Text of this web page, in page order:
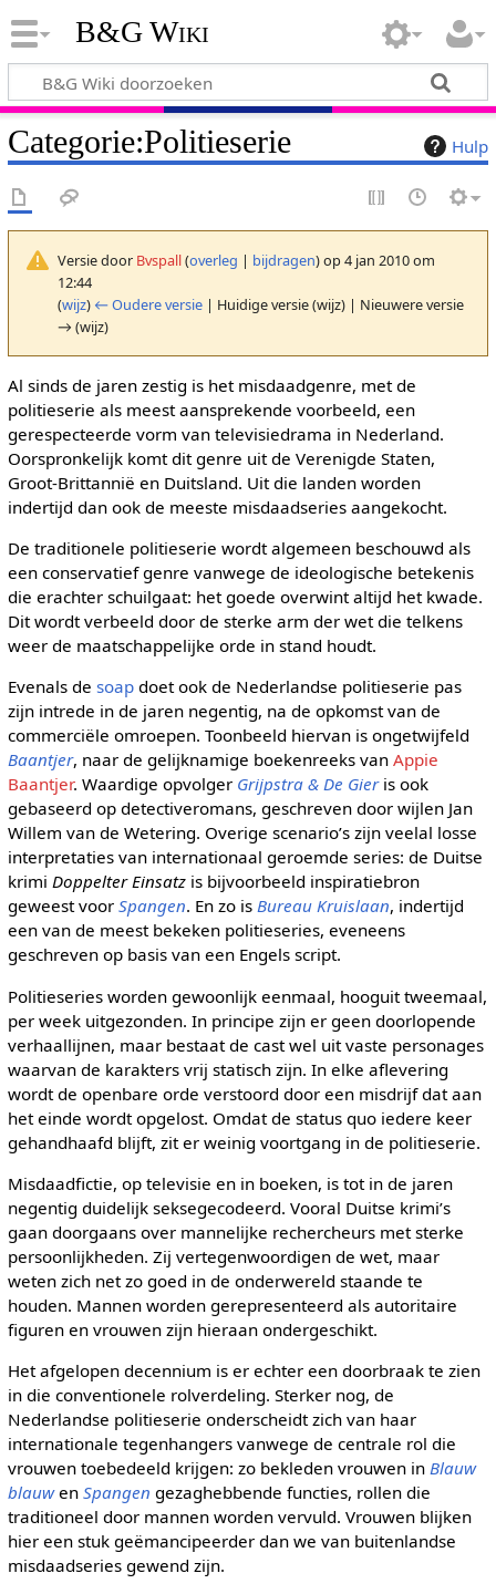
B&G Wiki
Hulp
Categorie:Politieserie
Versie door Bvspall(overleg | bijdragen)op 4 jan 2010 om
12:44
(wijz) ← Oudere versie| Huidige versie (wijz) | Nieuwere versie
→ (wijz)
Al sinds de jaren zestig is het misdaadgenre, met de
politieserie als meest aansprekende voorbeeld, een
gerespecteerde vorm van televisiedrama in Nederland.
Oorspronkelijk komt dit genre uit de Verenigde Staten,
Groot-Brittannië en Duitsland. Uit die landen worden
indertijd dan ook de meeste misdaadseries aangekocht.
De traditionele politieserie wordt algemeen beschouwd als
een conservatief genre vanwege de ideologische betekenis
die erachter schuilgaat: het goede overwint altijd het kwade.
Dit wordt verbeeld door de sterke arm der wet die telkens
weer de maatschappelijke orde in stand houdt.
Evenals de soapdoet ook de Nederlandse politieserie pas
zijn intrede in de jaren negentig, na de opkomst van de
commerciële omroepen. Toonbeeld hiervan is ongetwijfeld
Baantjer, naar de gelijknamige boekenreeks van Appie
Baantjer. Waardige opvolger Grijpstra & De Gieris ook
gebaseerd op detectiveromans, geschreven door wijlen Jan
Willem van de Wetering. Overige scenario’s zijn veelal losse
interpretaties van internationaal geroemde series: de Duitse
krimi Doppelter Einsatzis bijvoorbeeld inspiratiebron
geweest voor Spangen. En zo is Bureau Kruislaan, indertijd
een van de meest bekeken politieseries, eveneens
geschreven op basis van een Engels script.
Politieseries worden gewoonlijk eenmaal, hooguit tweemaal,
per week uitgezonden. In principe zijn er geen doorlopende
verhaallijnen, maar bestaat de cast wel uit vaste personages
waarvan de karakters vrij statisch zijn. In elke aflevering
wordt de openbare orde verstoord door een misdrijf dat aan
het einde wordt opgelost. Omdat de status quo iedere keer
gehandhaafd blijft, zit er weinig voortgang in de politieserie.
Misdaadfictie, op televisie en in boeken, is tot in de jaren
negentig duidelijk seksegecodeerd. Vooral Duitse krimi’s
gaan doorgaans over mannelijke rechercheurs met sterke
persoonlijkheden. Zij vertegenwoordigen de wet, maar
weten zich net zo goed in de onderwereld staande te
houden. Mannen worden gerepresenteerd als autoritaire
figuren en vrouwen zijn hieraan ondergeschikt.
Het afgelopen decennium is er echter een doorbraak te zien
in die conventionele rolverdeling. Sterker nog, de
Nederlandse politieserie onderscheidt zich van haar
internationale tegenhangers vanwege de centrale rol die
vrouwen toebedeeld krijgen: zo bekleden vrouwen in Blauw
blauwen Spangen gezaghebbende functies, rollen die
traditioneel door mannen worden vervuld. Vrouwen blijken
hier een stuk geëmancipeerder dan we van buitenlandse
misdaadseries gewend zijn.